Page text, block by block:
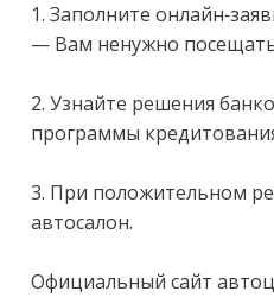
1. Заполните онлайн-
— Вам ненужно
2. Узнайте решения
программы
3. При положительном
автосалон.
Официальный сайт